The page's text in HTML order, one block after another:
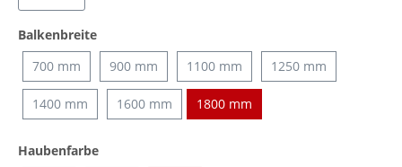
Balkenbreiteauswählen
700 mm
900 mm 1100 mm 1250 mm
1400 mm 1600 mm 1800 mm
Haubenfarbeauswählen